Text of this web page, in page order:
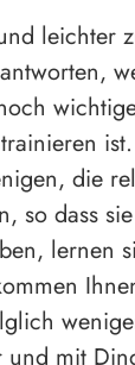
leichter
die
so dass
lernen
und mit